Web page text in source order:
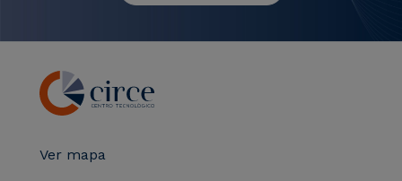
Ver mapa